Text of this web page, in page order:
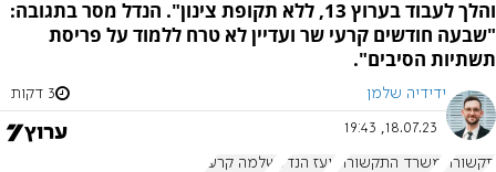
והלך לעבוד בערוץ 13, ללא תקופת צינון". הנדל מסר בתגובה:
"שבעה חודשים קרעי שר ועדיין לא טרח ללמוד על פריסת
תשתיות הסיבים".
ידידיה שלמן 3 דקות
18.07.23, 19:43
תקשורת משרד התקשורת יועז הנדל שלמה קרעי